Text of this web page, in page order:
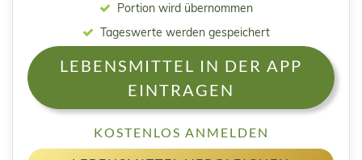
Portion wird übernommen
Tageswerte werden gespeichert
LEBENSMITTEL IN DER APP
EINTRAGEN
KOSTENLOS ANMELDEN